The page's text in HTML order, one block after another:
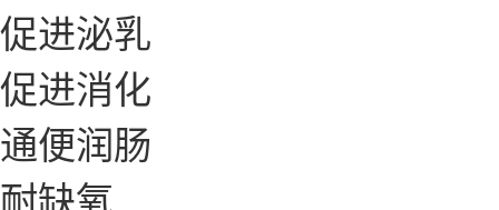
促进泌乳
促进消化
通便润肠
耐缺氧